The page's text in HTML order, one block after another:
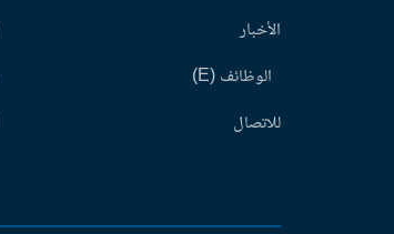
الأخبار
الوظائف (E)
للاتصال